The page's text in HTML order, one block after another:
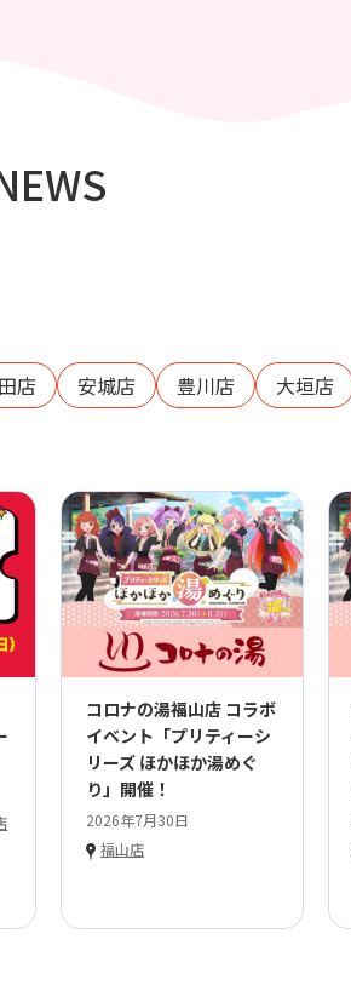
店 安城店 豊川店 大垣店
コロナの湯福山店 コラボ
イベント「プリティーシ
リーズ ほかほか湯めぐ
り」開催！
2026年7月30日
福山店